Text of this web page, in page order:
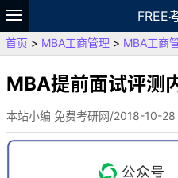
FREE
题库
故事 专题
VIP
资料
首页 > MBA工商管理 > MBA工商
MBA提前面试评测
本站小编 免费考研网/2018-10-28